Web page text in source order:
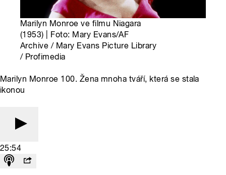
Marilyn Monroe ve filmu Niagara
(1953) | Foto: Mary Evans/AF
Archive / Mary Evans Picture Library
/ Profimedia
Marilyn Monroe 100. Žena mnoha tváří, která se stala
ikonou
25:54